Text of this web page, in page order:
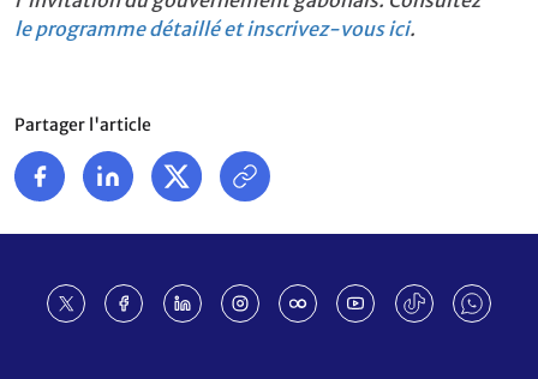
le programme détaillé et inscrivez-vous ici.
Partager l'article